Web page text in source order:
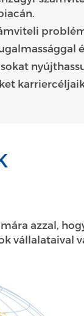
azzal,
vállalataival